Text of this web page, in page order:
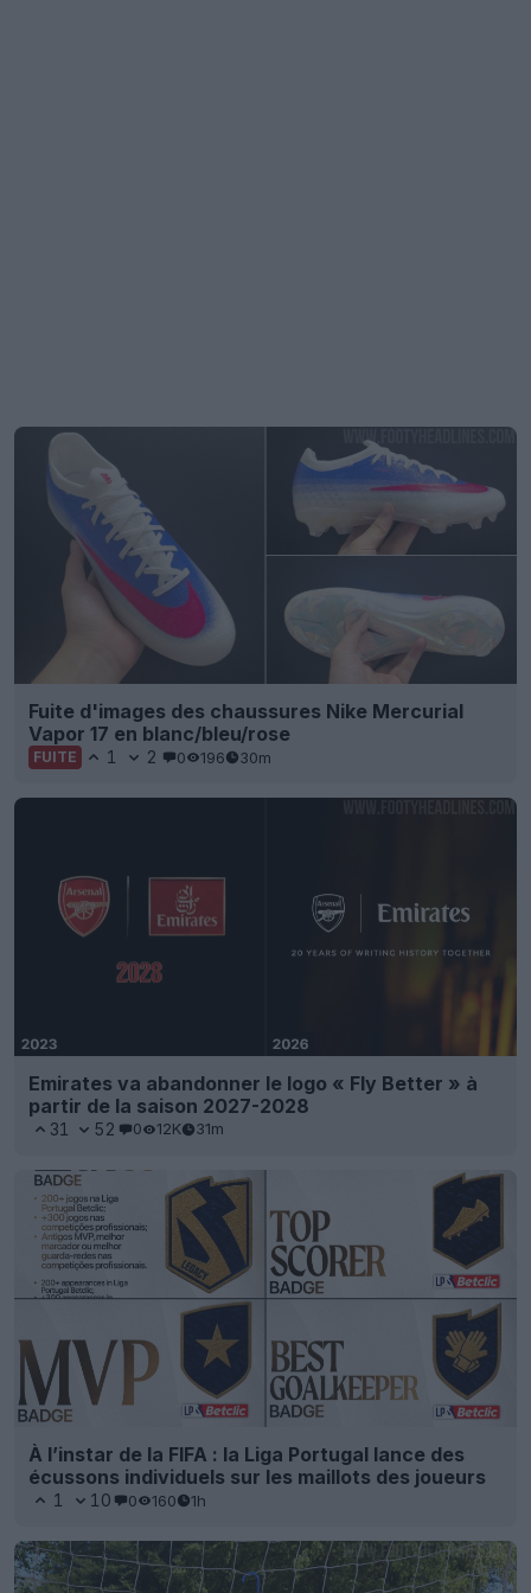
Fuite d'images des chaussures Nike Mercurial
Vapor 17 en blanc/bleu/rose
FUITE 1 2 0 196 30m
Emirates va abandonner le logo « Fly Better » à
partir de la saison 2027-2028
31 52 0 12K 31m
À l’instar de la FIFA : la Liga Portugal lance des
écussons individuels sur les maillots des joueurs
1 10 0 160 1h